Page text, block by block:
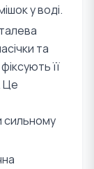
у воді.
та
її
Це
сильному